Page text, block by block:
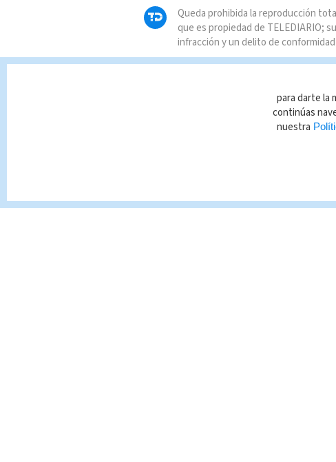
Queda prohibida la reproducción
que es propiedad de TELEDIARIO;
infracción y un delito de
para darte la
continúas
nuestra